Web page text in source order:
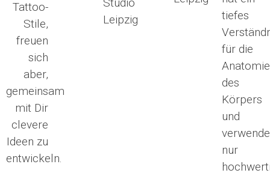
Tattoo-
Stile,
freuen
sich
aber,
gemeinsam
mit Dir
clevere
Ideen zu
entwickeln.
tiefes
für die
Anatomie
des
Körpers
und
nur